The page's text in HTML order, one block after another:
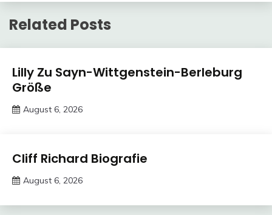
Related Posts
Trends
Lilly Zu Sayn-Wittgenstein-Berleburg
Größe
August 6, 2026
Trends
Cliff Richard Biografie
August 6, 2026